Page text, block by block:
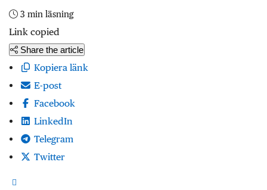
3 min läsning
Link copied
Share the article
Kopiera länk
E-post
Facebook
LinkedIn
Telegram
Twitter